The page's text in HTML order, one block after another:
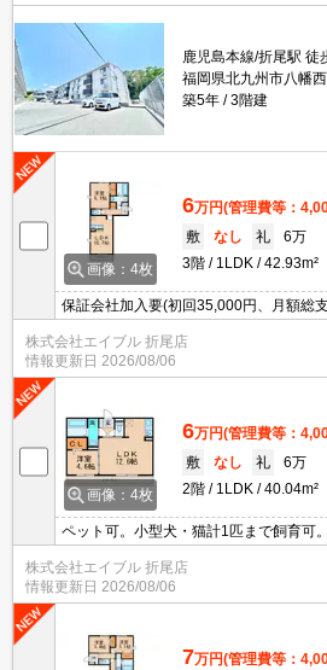
鹿児島本線/折尾駅 徒
福岡県北九州市八幡
築5年
3階建
画像：4枚
6万円(管理費等：
敷
なし 礼
6万
3階
1LDK 42.93m²
保証会社加入要(初回35,000円、月額総
ット可。浴室換気乾燥式。温水洗浄便
エアコン1基付き。TVインターホン付き
株式会社エイブル 折尾店
情報更新日 2026/08/06
画像：4枚
6万円(管理費等：
敷
なし 礼
6万
2階
1LDK 40.04m²
ペット可。小型犬・猫計1匹まで飼育可
ン付き。追焚給湯。保証会社加入要(月
月)。
株式会社エイブル 折尾店
情報更新日 2026/08/06
7万円(管理費等：